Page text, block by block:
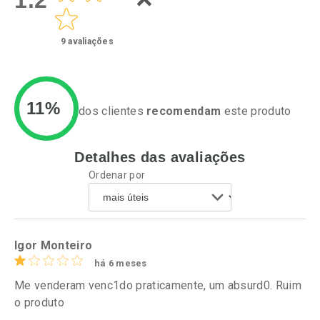
Ativar Desconto
Comprar sem Desconto
Por R$ 41,27/cada
Comprar sem Desconto
Ativar Desconto
Comprar sem Desconto
Por R$ 24,29/cada
9 avaliações
11% dos clientes recomendam este produto
Detalhes das avaliações
Ordenar por
Igor Monteiro
há 6 meses
Me venderam venc1do praticamente, um absurd0. Ruim
o produto